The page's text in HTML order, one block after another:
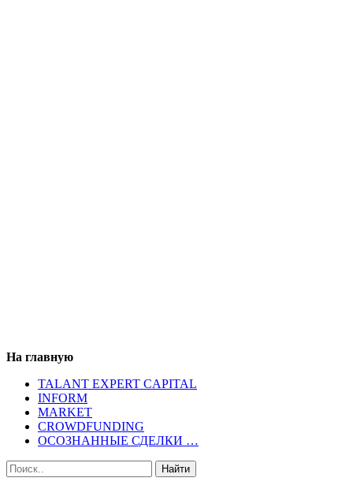
На главную
TALANT EXPERT CAPITAL
INFORM
MARKET
CROWDFUNDING
ОСОЗНАННЫЕ СДЕЛКИ …